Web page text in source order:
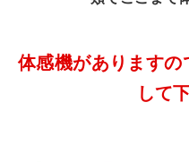
体感機があります
して